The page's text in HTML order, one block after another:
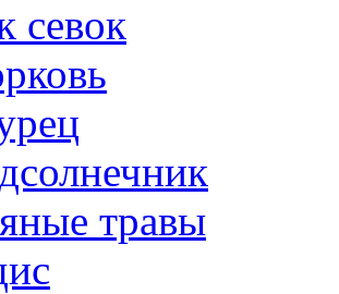
севок
травы